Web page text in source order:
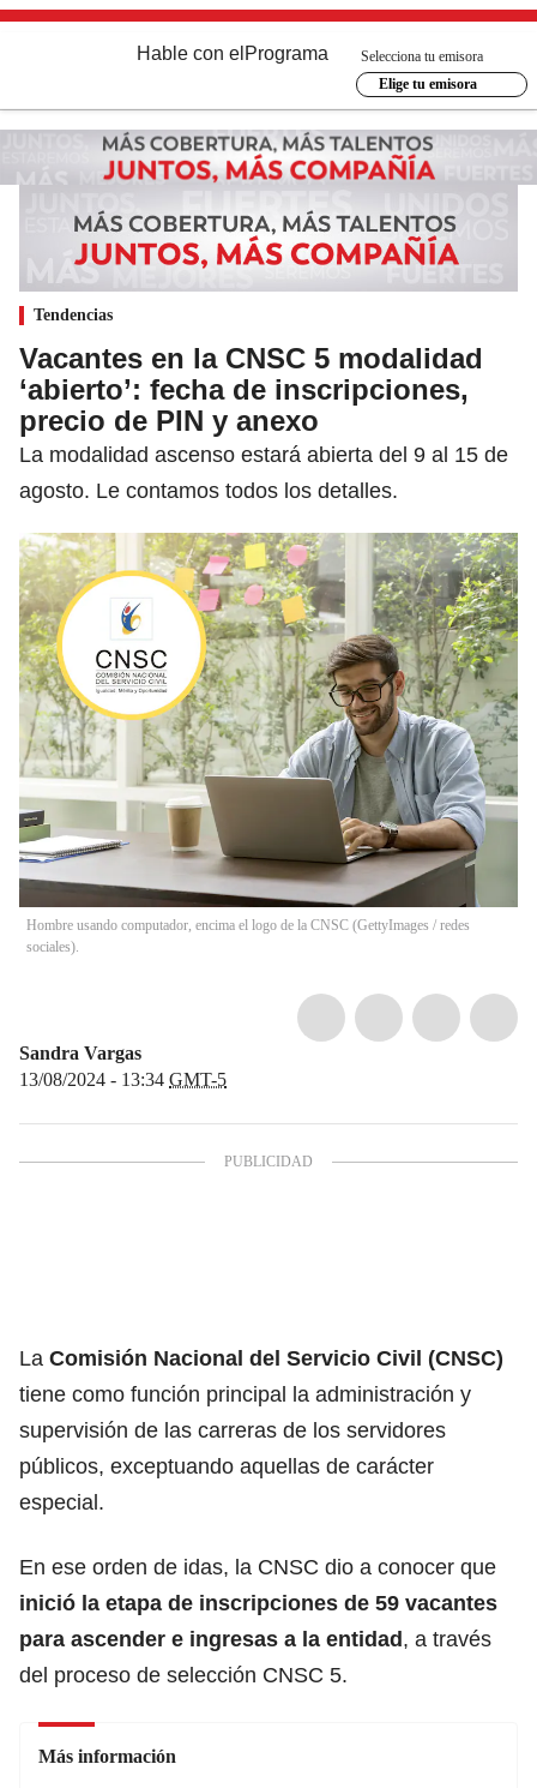
Hable con el Programa
Selecciona tu emisora
Elige tu emisora
Tendencias
Vacantes en la CNSC 5 modalidad
‘abierto’: fecha de inscripciones,
precio de PIN y anexo
La modalidad ascenso estará abierta del 9 al 15 de
agosto. Le contamos todos los detalles.
Hombre usando computador, encima el logo de la CNSC (GettyImages / redes
sociales).
Sandra Vargas
13/08/2024 - 13:34 GMT-5
La Comisión Nacional del Servicio Civil (CNSC)
tiene como función principal la administración y
supervisión de las carreras de los servidores
públicos, exceptuando aquellas de carácter
especial.
En ese orden de idas, la CNSC dio a conocer que
inició la etapa de inscripciones de 59 vacantes
para ascender e ingresas a la entidad, a través
del proceso de selección CNSC 5.
Más información